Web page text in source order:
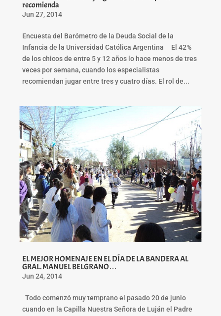
recomienda
Jun 27, 2014
Encuesta del Barómetro de la Deuda Social de la
Infancia de la Universidad Católica Argentina El 42%
de los chicos de entre 5 y 12 años lo hace menos de tres
veces por semana, cuando los especialistas
recomiendan jugar entre tres y cuatro días. El rol de...
EL MEJOR HOMENAJE EN EL DÍA DE LA BANDERA AL
GRAL. MANUEL BELGRANO…
Jun 24, 2014
Todo comenzó muy temprano el pasado 20 de junio
cuando en la Capilla Nuestra Señora de Luján el Padre